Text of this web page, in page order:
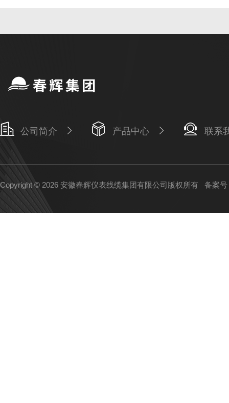
公司简介 产品中心 联系
Copyright © 2026 安徽春辉仪表线缆集团有限公司版权所有 备案号